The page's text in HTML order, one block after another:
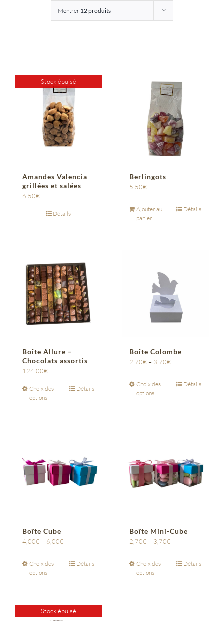
Montrer 12 produits
Stock épuisé
Amandes Valencia
grillées et salées
6,50€
Détails
Berlingots
5,50€
Ajouter au
panier
Détails
Boîte Allure –
Chocolats assortis
124,00€
Choix des
options
Détails
Boîte Colombe
2,70€ – 3,70€
Choix des
options
Détails
Boîte Cube
4,00€ – 6,00€
Choix des
options
Détails
Boîte Mini-Cube
2,70€ – 3,70€
Choix des
options
Détails
Stock épuisé